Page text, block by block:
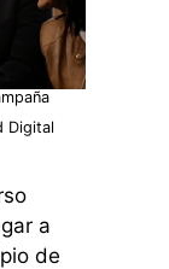
Digital
a
de